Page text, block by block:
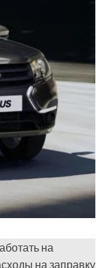
на
на заправку